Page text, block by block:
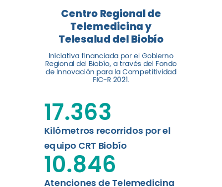
La nueva norma chilena 3858,
adaptada del estándar
internacional ISO 13131, fue
impulsada por el Centro
Regional de Telemedicina y
Telesalud del Biobío, a través
de la Universidad de
Leer más
Centro Regional de
Telemedicina y
Telesalud del Biobío
Iniciativa financiada por el Gobierno
Regional del Biobío, a través del Fondo
de Innovación para la Competitividad
FIC-R 2021.
Kilómetros recorridos por el
equipo CRT Biobío
17.363
Atenciones de Telemedicina
10.846